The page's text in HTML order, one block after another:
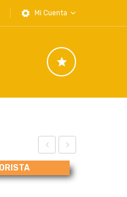
Mi Cuenta
Identificador
Paso
CASE
122535A1